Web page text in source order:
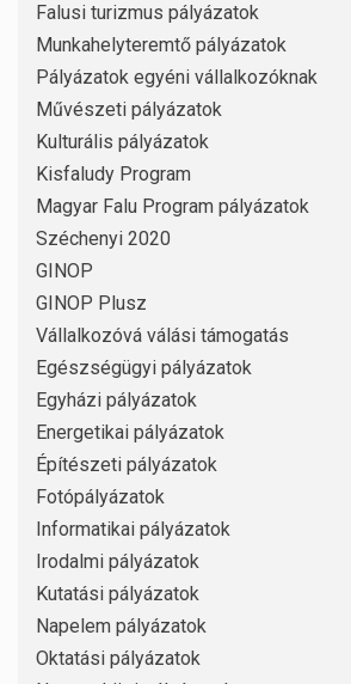
Falusi turizmus pályázatok
Munkahelyteremtő pályázatok
Pályázatok egyéni vállalkozóknak
Művészeti pályázatok
Kulturális pályázatok
Kisfaludy Program
Magyar Falu Program pályázatok
Széchenyi 2020
GINOP
GINOP Plusz
Vállalkozóvá válási támogatás
Egészségügyi pályázatok
Egyházi pályázatok
Energetikai pályázatok
Építészeti pályázatok
Fotópályázatok
Informatikai pályázatok
Irodalmi pályázatok
Kutatási pályázatok
Napelem pályázatok
Oktatási pályázatok